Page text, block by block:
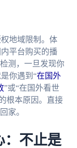
地域限制。体
平台购买的播
测，一旦发现你
你遇到“在国外
”或“在国外看世
根本原因。直接
家。
：不止是